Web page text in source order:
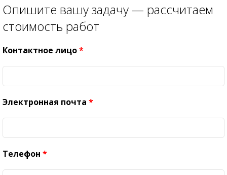
Опишите вашу задачу — рассчитаем
стоимость работ
Контактное лицо*
Электронная почта *
Телефон *